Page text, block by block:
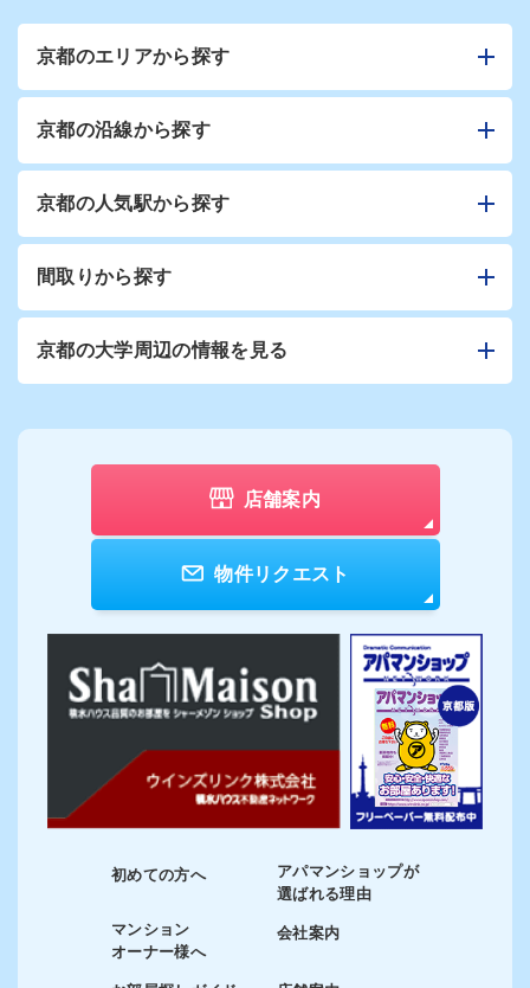
京都のエリアから探す
京都の沿線から探す
京都の人気駅から探す
間取りから探す
京都の大学周辺の情報を見る
店舗案内
物件リクエスト
初めての方へ
マンション
オーナー様へ
アパマンショップが
選ばれる理由
会社案内